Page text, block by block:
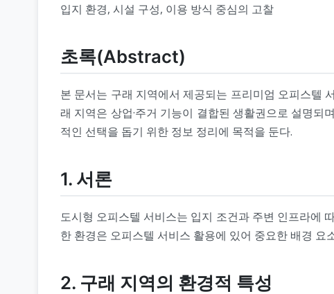
입지 환경, 시설 구성, 이용 방식 중심의 고찰
초록(Abstract)
본 문서는 구래 지역에서 제공되는 프리미엄 오피스텔
래 지역은 상업·주거 기능이 결합된 생활권으로 설명
적인 선택을 돕기 위한 정보 정리에 목적을 둔다.
1. 서론
도시형 오피스텔 서비스는 입지 조건과 주변 인프라에
한 환경은 오피스텔 서비스 활용에 있어 중요한 배경
2. 구래 지역의 환경적 특성